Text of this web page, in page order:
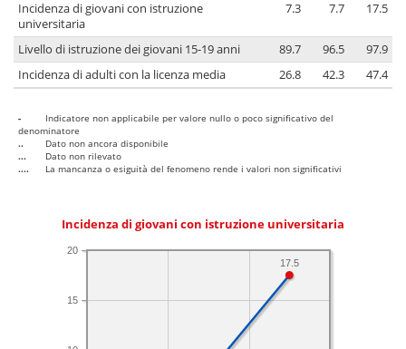
Incidenza di giovani con istruzione
universitaria
7.3 7.7 17.5
Livello di istruzione dei giovani 15-19 anni 89.7 96.5
97.9
Incidenza di adulti con la licenza media
26.8 42.3 47.4
-
Indicatore non applicabile per valore nullo o poco significativo del
denominatore
..
Dato non ancora disponibile
...
Dato non rilevato
....
La mancanza o esiguità del fenomeno rende i valori non significativi
Incidenza di giovani con istruzione universitaria
15
20
17.5